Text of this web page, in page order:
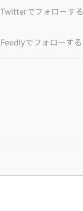
Twitterでフォローする
Feedlyでフォローする